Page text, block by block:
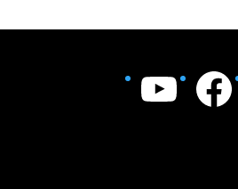
YouTube Facebook